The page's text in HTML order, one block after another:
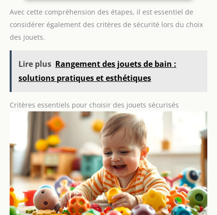
et des rires aux jeux de cuisine
GRANDIR : C'est en imitant les adultes et en manipulant
différents jouets que les enfants apprennent à appréhender
le monde qui les entoure, à devenir plus habile et plus
autonome au quotidien. DES JOUETS ORIGINE FRANCE
Avec cette compréhension des étapes, il est essentiel de
considérer également des critères de sécurité lors du choix
des jouets.
Lire plus Rangement des jouets de bain :
solutions pratiques et esthétiques
Critères essentiels pour choisir des jouets sécurisés